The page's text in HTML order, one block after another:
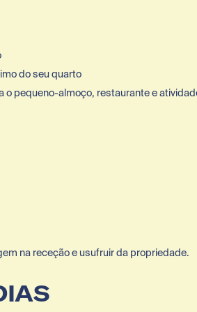
do seu quarto
o pequeno-almoço, restaurante e
na receção e usufruir da propriedade.